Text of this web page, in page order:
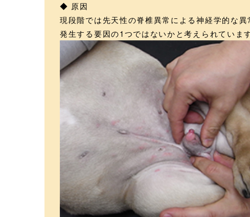
◆ 原因
現段階では先天性の脊椎異常による神経学的な異
発生する要因の1つではないかと考えられています